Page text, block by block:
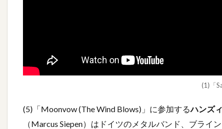
(1)「
(5)「Moonvow (The Wind Blows)」に参加するハンズ
（Marcus Siepen）はドイツのメタルバンド、ブラ